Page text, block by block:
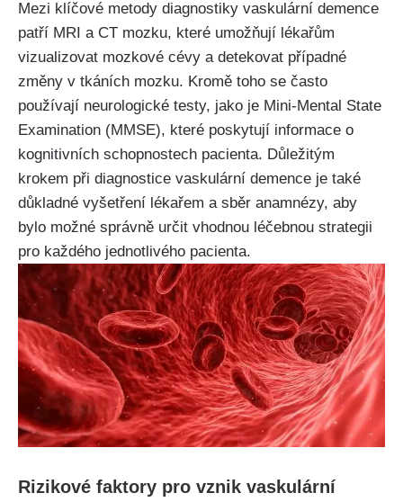
Mezi klíčové metody diagnostiky vaskulární demence
patří MRI a CT mozku, které umožňují lékařům
vizualizovat mozkové cévy a detekovat případné
změny v tkáních mozku. Kromě toho se často
používají neurologické testy, jako je Mini-Mental State
Examination (MMSE), které poskytují informace o
kognitivních schopnostech pacienta. Důležitým
krokem při diagnostice vaskulární demence je také
důkladné vyšetření lékařem a sběr anamnézy, aby
bylo možné správně určit vhodnou léčebnou strategii
pro každého jednotlivého pacienta.
Rizikové faktory pro vznik vaskulární